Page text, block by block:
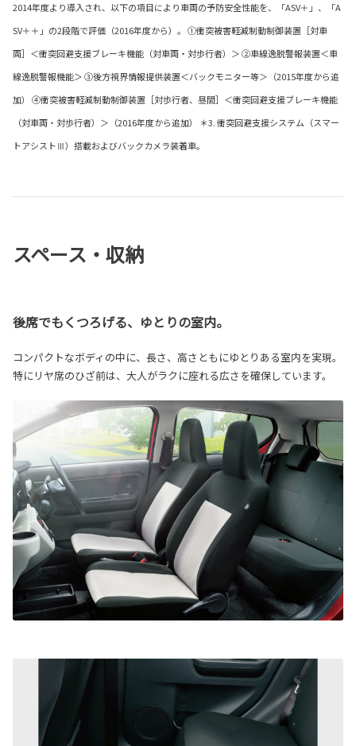
2014年度より導入され、以下の項目により車両の予防安全性能を、「ASV＋」、「A
SV＋＋」の2段階で評価（2016年度から）。 ①衝突被害軽減制動制御装置［対車
両］＜衝突回避支援ブレーキ機能（対車両・対歩行者）＞ ②車線逸脱警報装置＜車
線逸脱警報機能＞ ③後方視界情報提供装置＜バックモニター等＞（2015年度から追
加） ④衝突被害軽減制動制御装置［対歩行者、昼間］＜衝突回避支援ブレーキ機能
（対車両・対歩行者）＞（2016年度から追加） ＊3. 衝突回避支援システム（スマー
トアシストⅢ）搭載およびバックカメラ装着車。
スペース・収納
後席でもくつろげる、ゆとりの室内。
コンパクトなボディの中に、長さ、高さともにゆとりある室内を実現。
特にリヤ席のひざ前は、大人がラクに座れる広さを確保しています。